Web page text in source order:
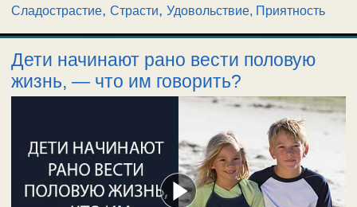
Сладострастие, Страсти, Удовольствие, Приятность
Дети начинают рано вести половую
жизнь, — что им говорить?